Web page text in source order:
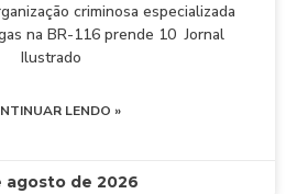
criminosa especializada
na BR-116 prende 10 Jornal
Ilustrado
LENDO »
agosto de 2026